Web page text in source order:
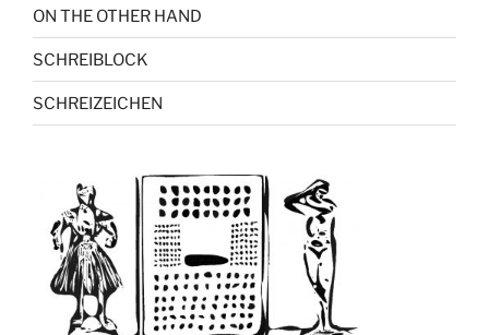
ON THE OTHER HAND
SCHREIBLOCK
SCHREIZEICHEN